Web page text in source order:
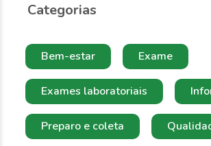
Categorias
Bem-estar Exame
Exames laboratoriais
Preparo e coleta